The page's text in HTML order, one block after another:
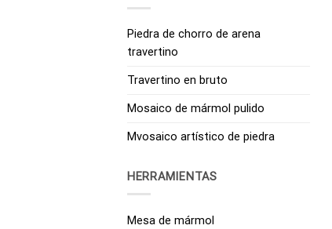
Piedra de chorro de arena
travertino
Travertino en bruto
Mosaico de mármol pulido
Mvosaico artístico de piedra
HERRAMIENTAS
Mesa de mármol